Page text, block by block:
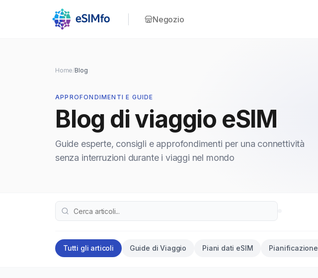
Negozio
Home/Blog
APPROFONDIMENTI E GUIDE
Blog di viaggio eSIM
Guide esperte, consigli e approfondimenti per una connettività
senza interruzioni durante i viaggi nel mondo
Tutti gli articoli Guide di Viaggio Piani dati eSIM Pianificazione